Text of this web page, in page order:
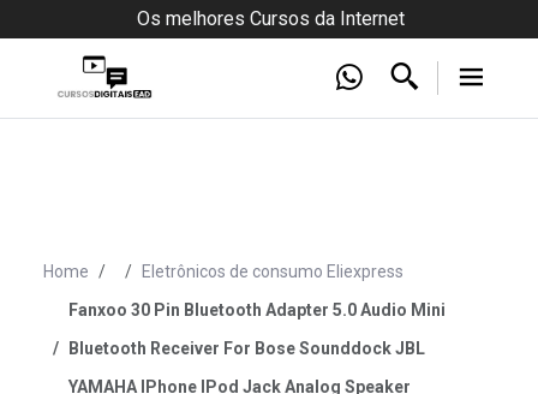
Os melhores Cursos da Internet
Home
Eletrônicos de consumo Eliexpress
Fanxoo 30 Pin Bluetooth Adapter 5.0 Audio Mini
Bluetooth Receiver For Bose Sounddock JBL
YAMAHA IPhone IPod Jack Analog Speaker